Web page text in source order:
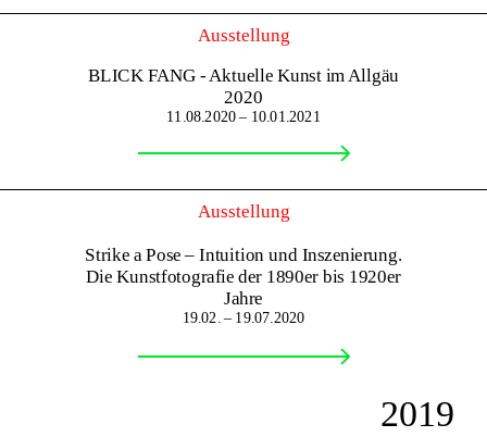
Ausstellung
BLICK FANG - Aktuelle Kunst im Allgäu
2020
11.08.2020 – 10.01.2021
Ausstellung
Strike a Pose – Intuition und Inszenierung.
Die Kunstfotografie der 1890er bis 1920er
Jahre
19.02. – 19.07.2020
2019